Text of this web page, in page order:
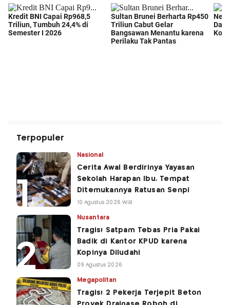
Terpopuler
Nasional
Cerita Awal Berdirinya Yayasan
Sekolah Harapan Ibu, Tempat
Ditemukannya Ratusan Senpi
10 Agustus 2026 WIB
Nusantara
Tragis! Satpam Tebas Pria Pakai
Badik di Kantor KPUD karena
Kopinya Diludahi
09 Agustus 2026
Megapolitan
Tragis! 2 Pekerja Terjepit Beton